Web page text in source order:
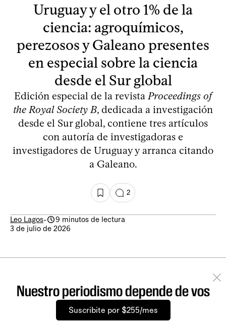
Uruguay y el otro 1% de la
ciencia: agroquímicos,
perezosos y Galeano presentes
en especial sobre la ciencia
desde el Sur global
Edición especial de la revista Proceedings of
the Royal Society B, dedicada a investigación
desde el Sur global, contiene tres artículos
con autoría de investigadoras e
investigadores de Uruguay y arranca citando
a Galeano.
2
Leo Lagos-
9 minutos de lectura
3 de julio de 2026
Nuestro periodismo depende de vos
Suscribite por $255/mes